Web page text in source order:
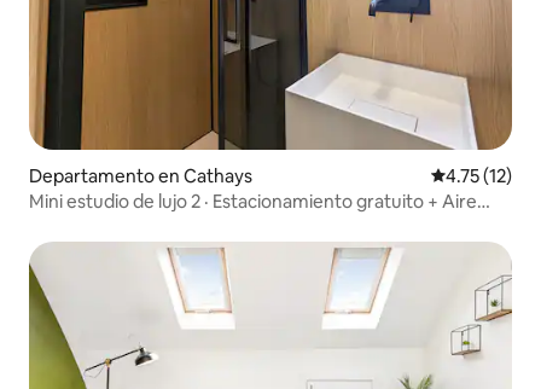
Departamento en Cathays Calificación
4.75 (12)
Mini estudio de lujo 2 · Estacionamiento gratuito + Aire